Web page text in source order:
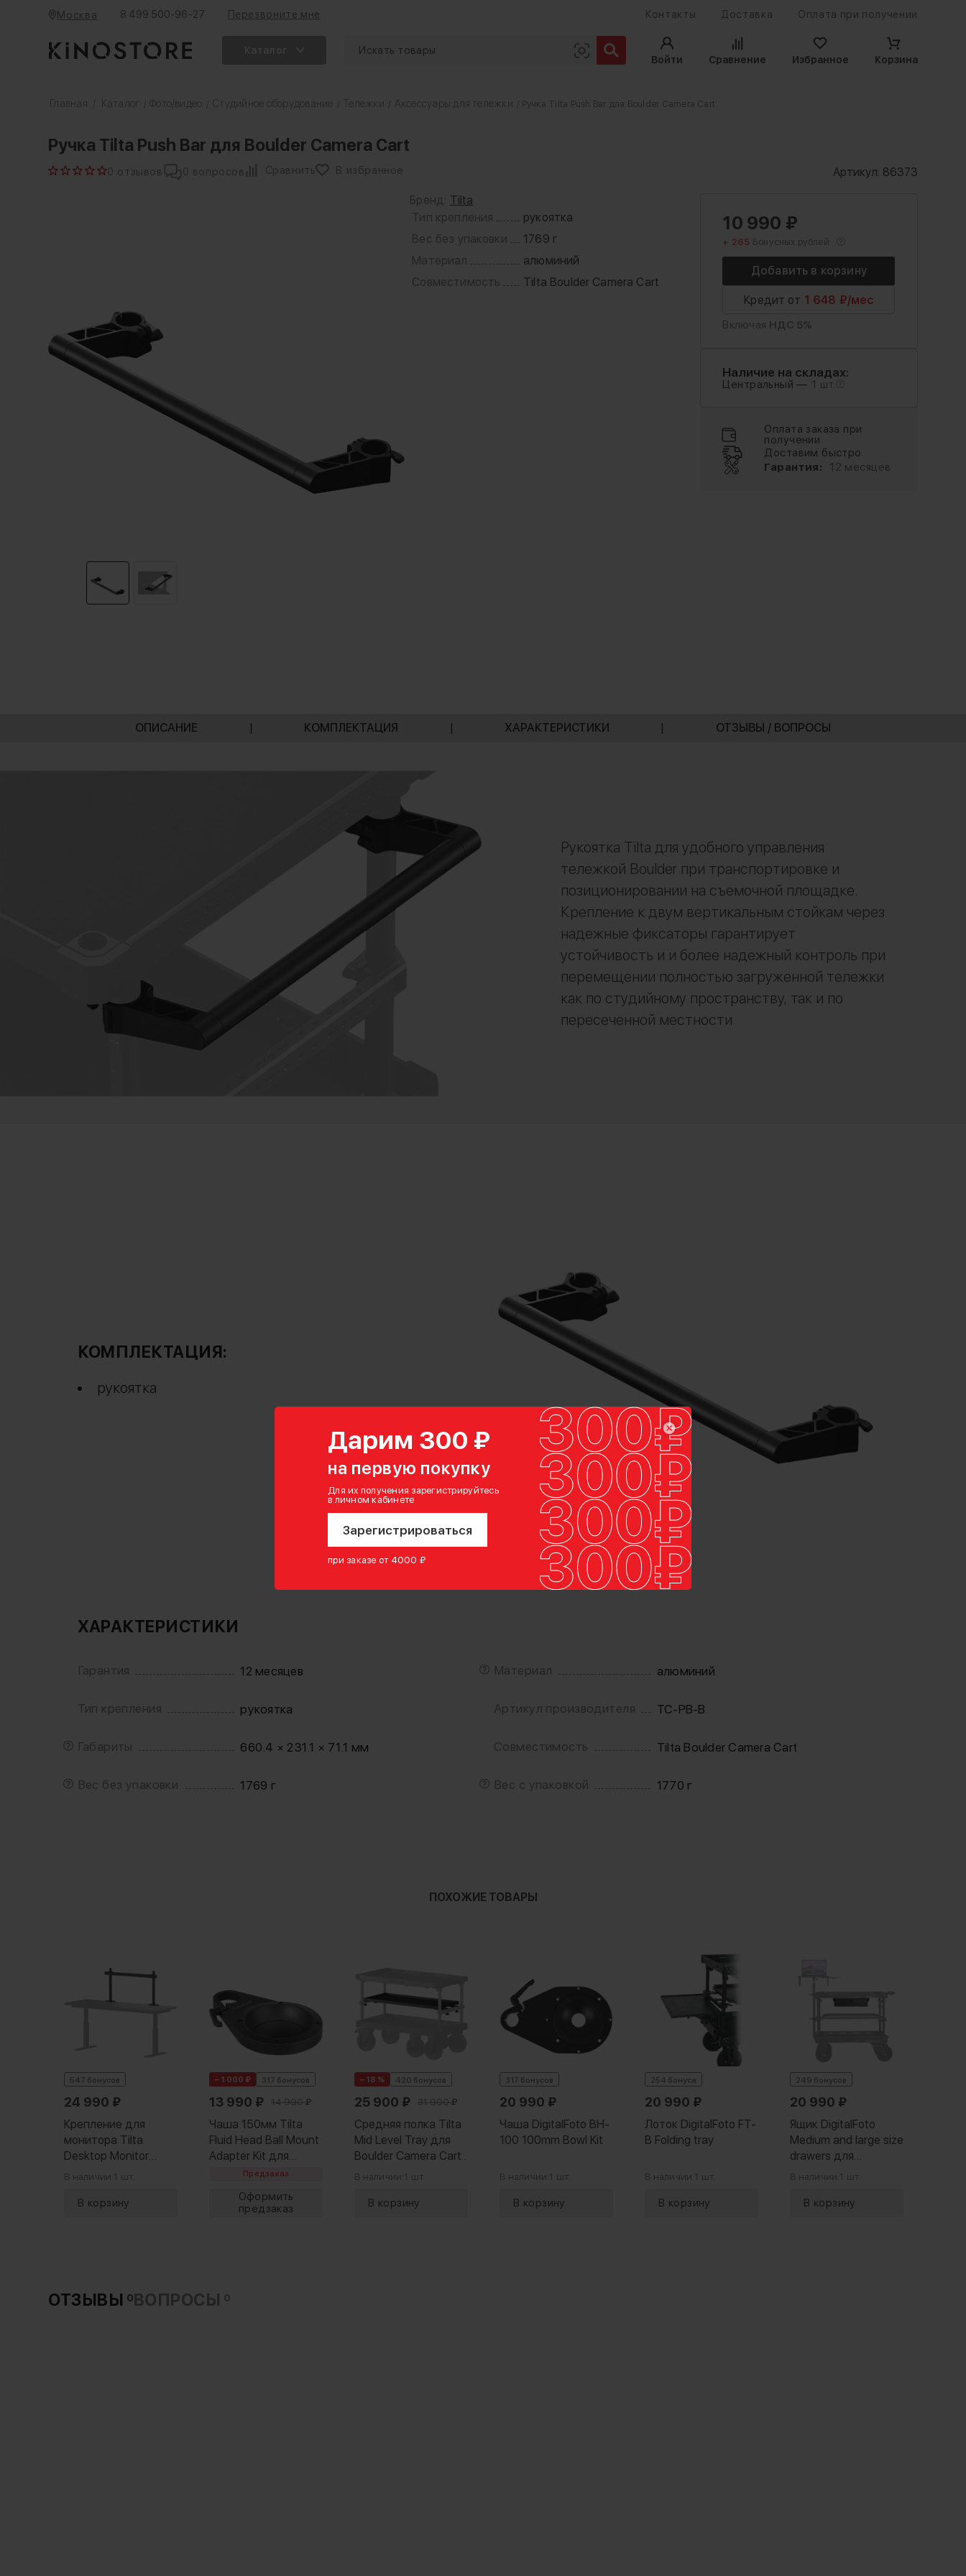
Дарим 300 ₽
на первую покупку
Для их получения зарегистрируйтесь
в личном кабинете
Зарегистрироваться
при заказе от 4000 ₽
Москва 8 499 500-96-27 Перезвоните мне Контакты Доставка Оплата при получении
Войти
Сравнение Избранное Корзина
Главная Каталог Фото/видео Студийное оборудование Тележки Аксессуары для тележки / Ручка Tilta Push Bar для Boulder Camera Cart
Ручка Tilta Push Bar для Boulder Camera Cart
0 отзывов 0 вопросов Сравнить В избранное Артикул: 86373
Бренд: Tilta
Тип крепления
рукоятка
Вес без упаковки
1769 г
Материал
алюминий
Совместимость
Tilta Boulder Camera Cart
10 990 ₽
+ 265 Бонусных рублей
Кредит от 1 648 ₽/мес
Включая НДС 5%
Наличие на складах:
Центральный — 1 шт.
Оплата заказа при
получении
Доставим быстро
Гарантия:
12 месяцев
ОПИСАНИЕ | КОМПЛЕКТАЦИЯ | ХАРАКТЕРИСТИКИ | ОТЗЫВЫ / ВОПРОСЫ
Рукоятка Tilta для удобного управления
тележкой Boulder при транспортировке и
позиционировании на съемочной площадке.
Крепление к двум вертикальным стойкам через
надежные фиксаторы гарантирует
устойчивость и и более надежный контроль при
перемещении полностью загруженной тележки
как по студийному пространству, так и по
пересеченной местности
КОМПЛЕКТАЦИЯ:
рукоятка
ХАРАКТЕРИСТИКИ
Гарантия 12 месяцев
Тип крепления рукоятка
Габариты 660.4 × 231.1 × 71.1 мм
Вес без упаковки 1769 г
Материал алюминий
Артикул производителя TC-PB-B
Совместимость Tilta Boulder Camera Cart
Вес с упаковкой 1770 г
ПОХОЖИЕ ТОВАРЫ
547 бонусов
24 990 ₽
Крепление для
монитора Tilta
Desktop Monitor
Mounting Bracket Kit
В наличии: 1 шт.
− 1 000 ₽ 317 бонусов
13 990 ₽ 14 990₽
Чаша 150мм Tilta
Fluid Head Ball Mount
Adapter Kit для
Boulder Camera Cart
Предзаказ
− 18 % 420 бонусов
25 900 ₽ 31 900₽
Средняя полка Tilta
Mid Level Tray для
Boulder Camera Cart
XL
В наличии: 1 шт.
317 бонусов
20 990 ₽
Чаша DigitalFoto BH-
100 100mm Bowl Kit
В наличии: 1 шт.
254 бонуса
20 990 ₽
Лоток DigitalFoto FT-
B Folding tray
В наличии: 1 шт.
249 бонусов
20 990 ₽
Ящик DigitalFoto
Medium and large size
drawers для
тележки Cinemech
В наличии: 1 шт.
ОТЗЫВЫ 0ВОПРОСЫ 0